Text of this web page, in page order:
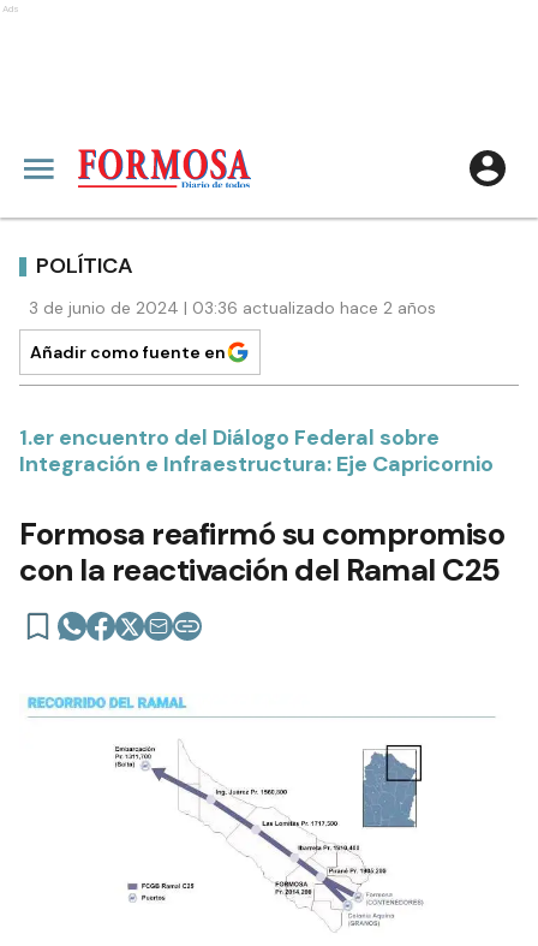
Ads
POLÍTICA
3 de junio de 2024 | 03:36 actualizado hace 2 años
Añadir como fuente en
1.er encuentro del Diálogo Federal sobre
Integración e Infraestructura: Eje Capricornio
Formosa reafirmó su compromiso
con la reactivación del Ramal C25